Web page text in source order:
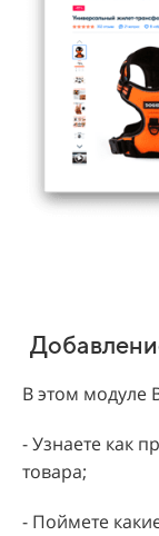
В этом модуле
- Узнаете как
товара;
- Поймете